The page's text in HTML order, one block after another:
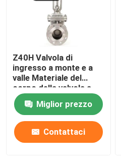
Z40H Valvola di
ingresso a monte e a
valle Materiale del
corpo della valvola a
tronco connessione a
flangia WCBMiglior prezzo
Contattaci